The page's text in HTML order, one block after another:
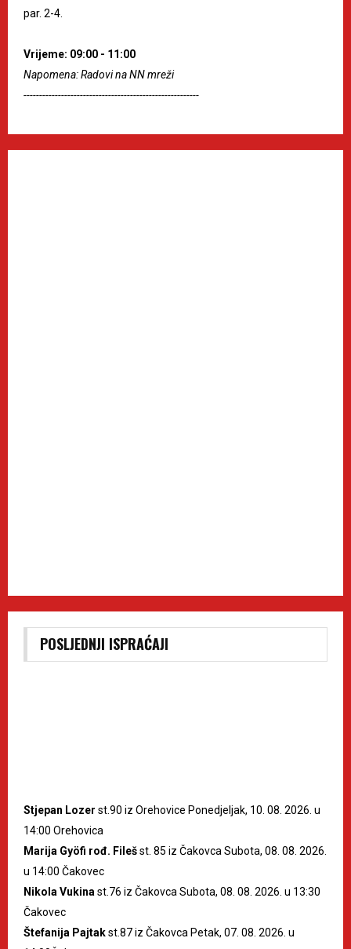
par. 2-4.
Vrijeme: 09:00 - 11:00
Napomena: Radovi na NN mreži
--------------------------------------------------------
POSLJEDNJI ISPRAĆAJI
Stjepan Lozer st.90 iz Orehovice Ponedjeljak, 10. 08. 2026. u
14:00 Orehovica
Marija Gyöfi rođ. Filešst. 85 iz Čakovca Subota, 08. 08. 2026.
u 14:00 Čakovec
Nikola Vukina st.76 iz Čakovca Subota, 08. 08. 2026. u 13:30
Čakovec
Štefanija Pajtakst.87 iz Čakovca Petak, 07. 08. 2026. u